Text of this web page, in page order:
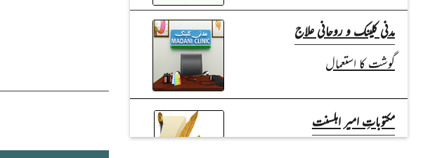
مدنی کلینک و روحانی علاج
گوشت کا استعمال
مکتوباتِ امیر اہلسنت